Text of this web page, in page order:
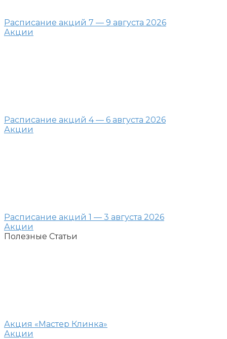
Расписание акций 7 — 9 августа 2026
Акции
Расписание акций 4 — 6 августа 2026
Акции
Расписание акций 1 — 3 августа 2026
Акции
Полезные Статьи
Акция «Мастер Клинка»
Акции